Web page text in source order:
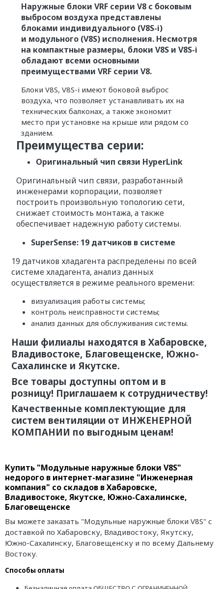
Наружные блоки VRF серии V8 с боковым
выбросом воздуха представлены
блоками индивидуального (V8S-i)
и модульного (V8S) исполнения. Несмотря
на компактные размеры, блоки V8S и V8S-i
обладают всеми основными
преимуществами VRF серии V8.
Блоки V8S, V8S-i имеют боковой выброс
воздуха, что позволяет устанавливать их на
технических балконах, а также экономит
место при установке на крыше или рядом со
зданием.
Преимущества серии:
Оригинальный чип связи HyperLink
Оригинальный чип связи, разработанный
инженерами корпорации, позволяет
построить произвольную топологию сети,
снижает стоимость монтажа, а также
обеспечивает надежную работу системы.
SuperSense: 19 датчиков в системе
19 датчиков хладагента распределены по всей
системе хладагента, анализ данных
осуществляется в режиме реального времени:
визуализация работы системы;
контроль неисправности системы;
анализ данных для обслуживания системы.
Наши филиалы находятся в Хабаровске,
Владивостоке, Благовещенске, Южно-
Сахалинске и Якутске.
Все товары доступны оптом и в
розницу! Приглашаем к сотрудничеству!
Качественные комплектующие для
систем вентиляции от ИНЖЕНЕРНОЙ
КОМПАНИИ по выгодным ценам!
Купить "Модульные наружные блоки V8S"
недорого в интернет-магазине "Инженерная
компания" со складов в Хабаровске,
Владивостоке, Якутске, Южно-Сахалинске,
Благовещенске
Вы можете заказать "Модульные наружные блоки V8S" с
доставкой по Хабаровску, Владивостоку, Якутску,
Южно-Сахалинску, Благовещенску и по всему Дальнему
Востоку.
Способы оплаты